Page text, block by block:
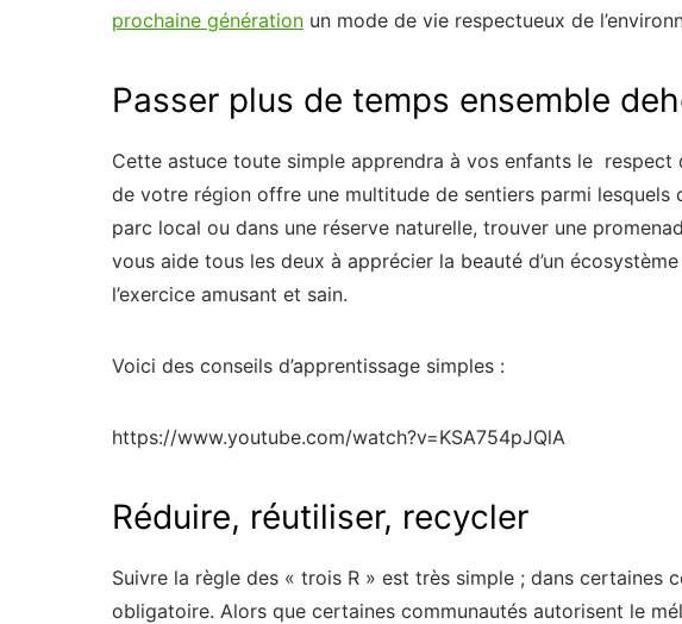
prochaine génération un mode de vie respectueux de
Passer plus de temps ensemble
Cette astuce toute simple apprendra à vos enfants le respect
de votre région offre une multitude de sentiers parmi lesquels
parc local ou dans une réserve naturelle, trouver une
vous aide tous les deux à apprécier la beauté d’un
l’exercice amusant et sain.
Voici des conseils d’apprentissage simples :
https://www.youtube.com/watch?v=KSA754pJQlA
Réduire, réutiliser, recycler
Suivre la règle des « trois R » est très simple ; dans certaines
obligatoire. Alors que certaines communautés autorisent le